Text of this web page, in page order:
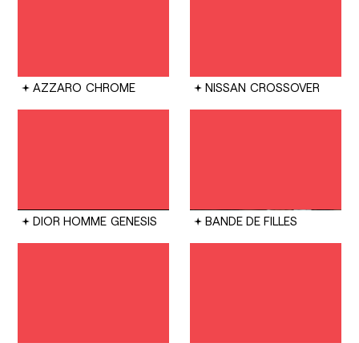
AZZARO CHROME NISSAN CROSSOVER
DIOR HOMME GENESIS BANDE DE FILLES